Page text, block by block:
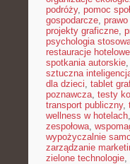
podróży, pomoc
gospodarcze,
projekty graficzne,
psychologia
restauracje hotelowe
spotkania autorskie,
sztuczna
dla dzieci, tablet
poznawcza, testy
transport publiczny,
wellness w hotelach,
zespołowa,
wypożyczalnie
zarządzanie
zielone technologie,